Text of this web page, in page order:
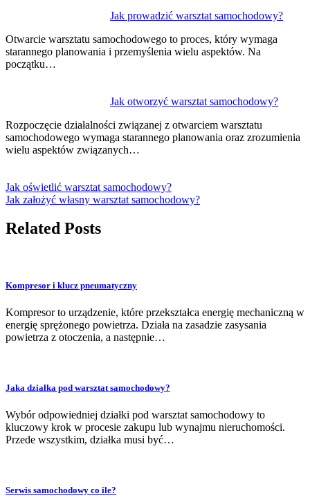
Jak prowadzić warsztat samochodowy?
Otwarcie warsztatu samochodowego to proces, który wymaga
starannego planowania i przemyślenia wielu aspektów. Na
początku…
Jak otworzyć warsztat samochodowy?
Rozpoczęcie działalności związanej z otwarciem warsztatu
samochodowego wymaga starannego planowania oraz zrozumienia
wielu aspektów związanych…
Jak oświetlić warsztat samochodowy?
Jak założyć własny warsztat samochodowy?
Related Posts
Kompresor i klucz pneumatyczny
Kompresor to urządzenie, które przekształca energię mechaniczną w
energię sprężonego powietrza. Działa na zasadzie zasysania
powietrza z otoczenia, a następnie…
Jaka działka pod warsztat samochodowy?
Wybór odpowiedniej działki pod warsztat samochodowy to
kluczowy krok w procesie zakupu lub wynajmu nieruchomości.
Przede wszystkim, działka musi być…
Serwis samochodowy co ile?